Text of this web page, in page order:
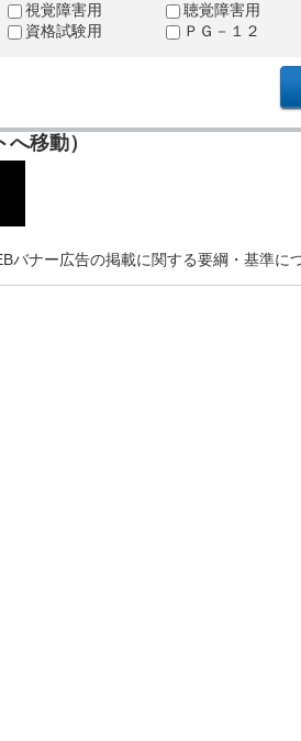
視覚障害用
聴覚障害用
資格試験用
ＰＧ－１２
移動）
バナー広告の掲載に関する要綱・基準に